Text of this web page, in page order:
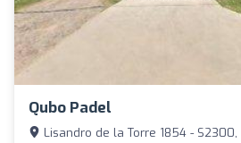
Qubo Padel
Lisandro de la Torre 1854 - S2300,